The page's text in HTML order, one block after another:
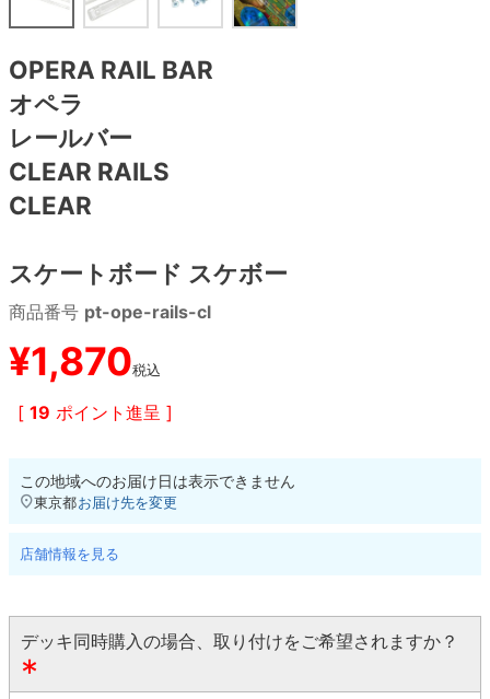
OPERA RAIL BAR
オペラ
レールバー
CLEAR RAILS
CLEAR
スケートボード スケボー
商品番号 pt-ope-rails-cl
¥1,870税込
[ 19 ポイント進呈 ]
この地域へのお届け日は表示できません
東京都お届け先を変更
店舗情報を見る
デッキ同時購入の場合、取り付けをご希望されますか？
8.4inch
8.5inch
8.6inch
8.7inch
8.9inch
9.0inch以上
シェイプデッキ
8.5inch
8.6inch
8.7inch
8.8inch
9.0inch以上
64mm
65mm
70mm
72mm
110mm
スケートケース・バッグ
メディア（雑誌・DVD・CD）
27.5cm
28cm
28.5cm
29cm
30cm
ソックス
アンダーウエア
サイズの測り方